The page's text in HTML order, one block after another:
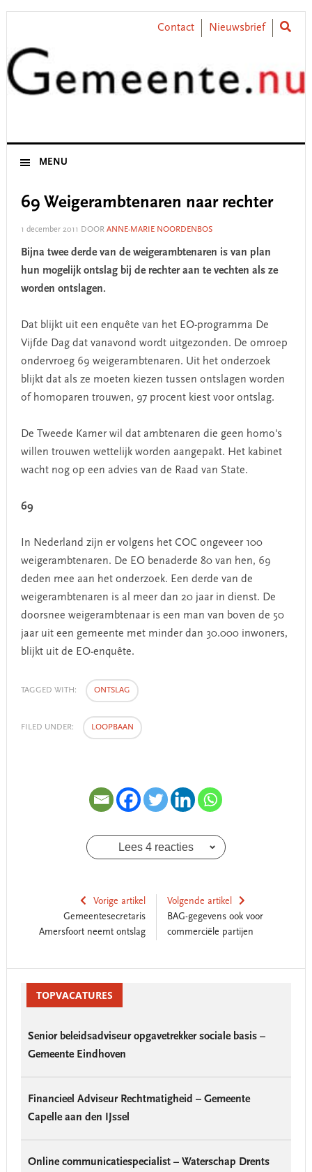
Skip
primary
navigation
Skip
content
Skip
primary
sidebar
Skip
footer
Contact Nieuwsbrief
MENU
69 Weigerambtenaren naar rechter
1 december 2011 DOOR ANNE-MARIE NOORDENBOS
Bijna twee derde van de weigerambtenaren is van plan
hun mogelijk ontslag bij de rechter aan te vechten als ze
worden ontslagen.
Dat blijkt uit een enquête van het EO-programma De
Vijfde Dag dat vanavond wordt uitgezonden. De omroep
ondervroeg 69 weigerambtenaren. Uit het onderzoek
blijkt dat als ze moeten kiezen tussen ontslagen worden
of homoparen trouwen, 97 procent kiest voor ontslag.
De Tweede Kamer wil dat ambtenaren die geen homo's
willen trouwen wettelijk worden aangepakt. Het kabinet
wacht nog op een advies van de Raad van State.
69
In Nederland zijn er volgens het COC ongeveer 100
weigerambtenaren. De EO benaderde 80 van hen, 69
deden mee aan het onderzoek. Een derde van de
weigerambtenaren is al meer dan 20 jaar in dienst. De
doorsnee weigerambtenaar is een man van boven de 50
jaar uit een gemeente met minder dan 30.000 inwoners,
blijkt uit de EO-enquête.
TAGGED WITH: ONTSLAG
FILED UNDER: LOOPBAAN
Lees 4 reacties
Vorige artikel
Gemeentesecretaris
Amersfoort neemt ontslag
Volgende artikel
BAG-gegevens ook voor
commerciële partijen
Interactions
SidebarTOPVACATURES
Senior beleidsadviseur opgavetrekker sociale basis –
Gemeente Eindhoven
Financieel Adviseur Rechtmatigheid – Gemeente
Capelle aan den IJssel
Online communicatiespecialist – Waterschap Drents